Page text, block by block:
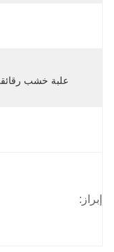
إبراز: